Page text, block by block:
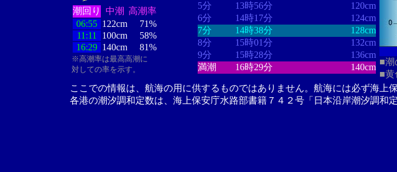
潮回り 中潮 高潮率
06:55 122cm
71%
11:11
100cm
58%
16:29 140cm 81%
※高潮率は最高高潮に
対しての率を示す。
5分
13時56分
120cm
6分
14時17分
124cm
7分
14時38分
128cm
8分
15時01分
132cm
9分
15時28分
136cm
満潮
16時29分 140cm
■潮
■黄
ここでの情報は、航海の用に供するものではありません。航海には必ず海上
各港の潮汐調和定数は、海上保安庁水路部書籍７４２号「日本沿岸潮汐調和